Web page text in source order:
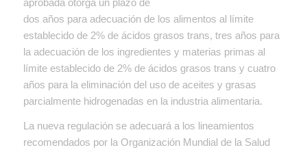
dos años para adecuación de los alimentos al límite
establecido de 2% de ácidos grasos trans, tres años para
la adecuación de los ingredientes y materias primas al
límite establecido de 2% de ácidos grasos trans y cuatro
años para la eliminación del uso de aceites y grasas
parcialmente hidrogenadas en la industria alimentaria.
La nueva regulación se adecuará a los lineamientos
recomendados por la Organización Mundial de la Salud